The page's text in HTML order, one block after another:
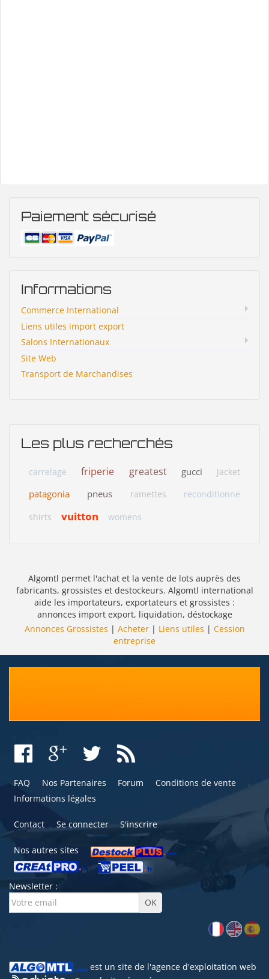
Paiement sécurisé
Informations
Commerce International
Liens utiles import export
Salons Internationaux
Site Web
Transport de Marchandises
Les plus recherchés
carrelage friperie greatest gucci jacket
patagonia pneus ramettes
reconditionne
shirts
vuitton womens
Algomtl permet l'achat et la vente de lots auprès des
fabricants, grossistes et destockeurs. Algomtl international
aide les importateurs, exportateurs et grossistes :
annonces import export, liquidation, déstockage
Annonces Grossistes | Acheter| Liens utiles | Cession
entreprise
FAQ Nos Partenaires Forum
Conditions de vente
Informations légales
Contact Se connecter S'inscrire
Nos autres sites
Newsletter :
est un site de l'agence d'exploitation web